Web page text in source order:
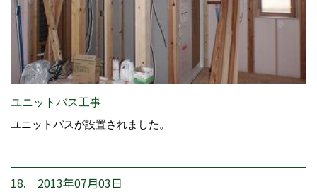
ユニットバス工事
ユニットバスが設置されました。
18. 2013年07月03日